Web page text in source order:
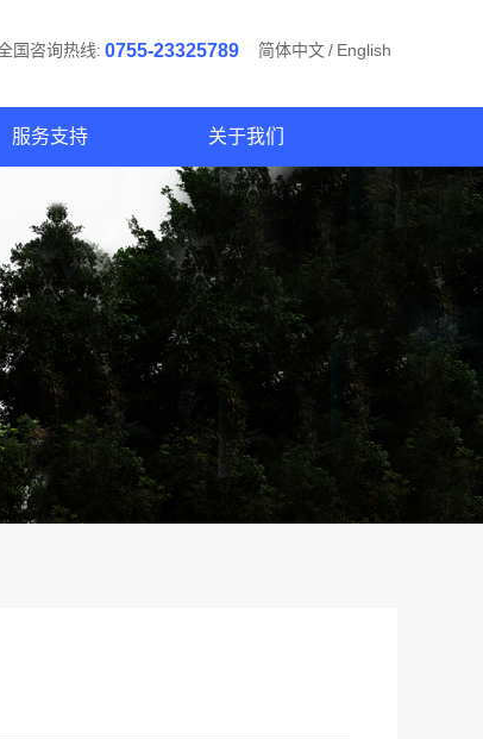
国咨询热线: 0755-23325789 简体中文/ English
服务支持 关于我们